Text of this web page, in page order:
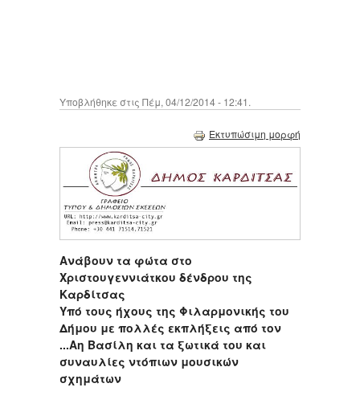
Υποβλήθηκε στις Πέμ, 04/12/2014 - 12:41.
Εκτυπώσιμη μορφή
Ανάβουν τα φώτα στο
Χριστουγεννιάτκου δένδρου της
Καρδίτσας
Υπό τους ήχους της Φιλαρμονικής του
Δήμου με πολλές εκπλήξεις από τον
...Αη Βασίλη και τα ξωτικά του και
συναυλίες ντόπιων μουσικών
σχημάτων